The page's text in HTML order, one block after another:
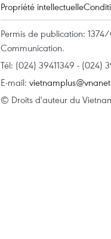
Propriété intellectuelle
Permis de publication:
Communication.
Tél: (024) 39411349 - (024)
E-mail:
© Droits d'auteur du